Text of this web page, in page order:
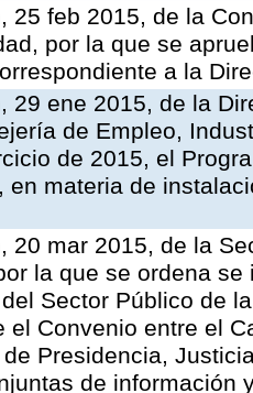
25 feb 2015, de la
por la que se
a la
29 ene 2015, de la
de Empleo,
de 2015, el
en materia de
20 mar 2015, de la
la que se ordena
Sector Público de
el Convenio entre el
Presidencia,
de información